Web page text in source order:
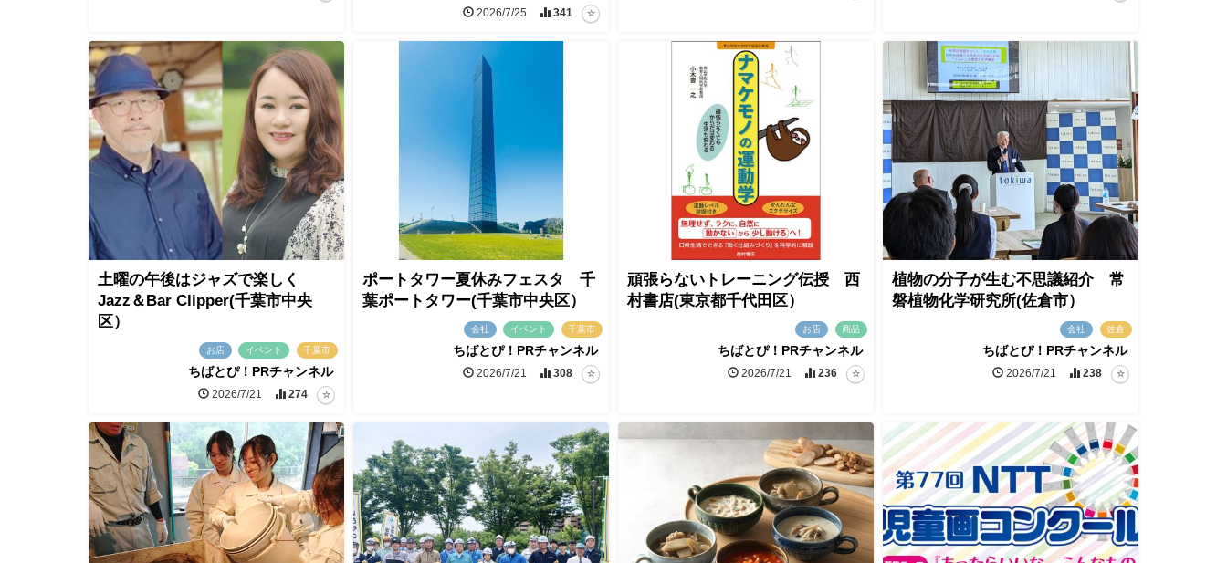
2026/7/25 341
土曜の午後はジャズで楽しく
Jazz＆Bar Clipper(千葉市中央
区）
お店 イベント 千葉市
ちばとぴ！PRチャンネル
2026/7/21 274
ポートタワー夏休みフェスタ 千
葉ポートタワー(千葉市中央区）
会社 イベント 千葉市
ちばとぴ！PRチャンネル
2026/7/21 308
頑張らないトレーニング伝授 西
村書店(東京都千代田区）
お店 商品
ちばとぴ！PRチャンネル
2026/7/21 236
植物の分子が生む不思議紹介 常
磐植物化学研究所(佐倉市）
会社 佐倉
ちばとぴ！PRチャンネル
2026/7/21 238